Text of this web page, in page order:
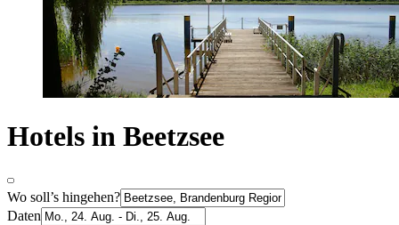
Hotels in Beetzsee
Wo soll’s hingehen?
Daten